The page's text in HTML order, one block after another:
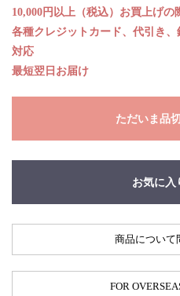
10,000円以上（税込）お買上げの
各種クレジットカード、代引き
対応
最短翌日お届け
ただいま品
お気に入
商品について
FOR